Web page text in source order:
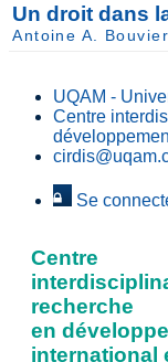
Un droit dans
Antoine A. Bouvier
UQAM -
Centre
Se
Centre
recherche
en
international